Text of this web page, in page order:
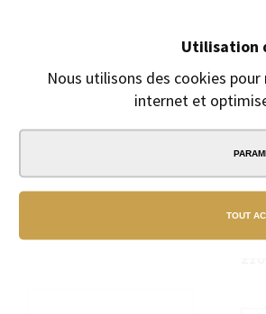
Utilisation
Nous utilisons des cookies
internet et
TOUT
BLOC PLUME POUR STYLO
Plume or 18 carats
BLOC-